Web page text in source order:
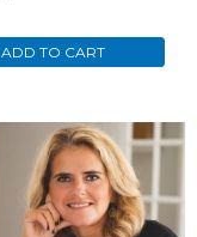
ADD TO CART